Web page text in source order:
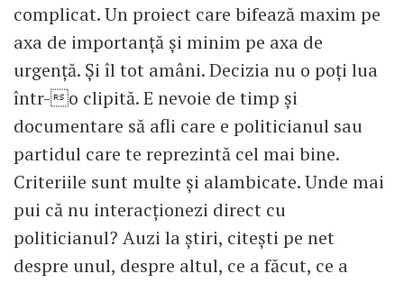
complicat. Un proiect care bifează maxim pe
axa de importanță și minim pe axa de
urgență. Și îl tot amâni. Decizia nu o poți lua
într-o clipită. E nevoie de timp și
documentare să afli care e politicianul sau
partidul care te reprezintă cel mai bine.
Criteriile sunt multe și alambicate. Unde mai
pui că nu interacționezi direct cu
politicianul? Auzi la știri, citești pe net
despre unul, despre altul, ce a făcut, ce a